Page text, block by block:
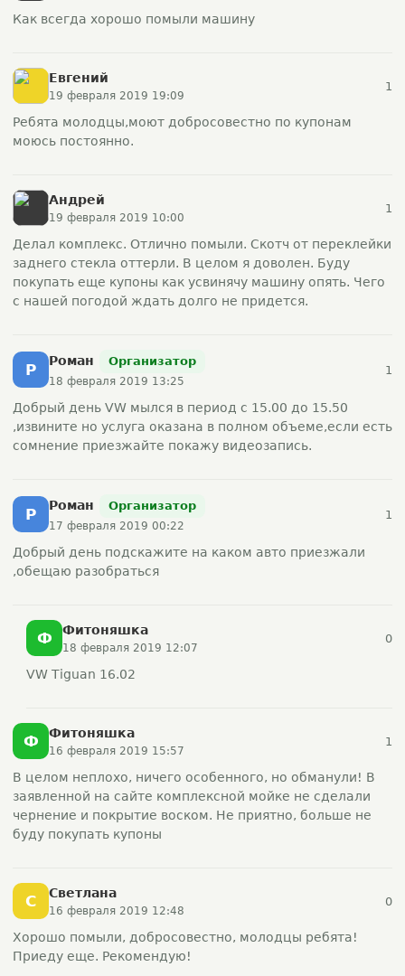
Как всегда хорошо помыли машину
Евгений
19 февраля 2019 19:09
1
Ребята молодцы,моют добросовестно по купонам
моюсь постоянно.
Андрей
19 февраля 2019 10:00
1
Делал комплекс. Отлично помыли. Скотч от переклейки
заднего стекла оттерли. В целом я доволен. Буду
покупать еще купоны как усвинячу машину опять. Чего
с нашей погодой ждать долго не придется.
Р Роман Организатор
18 февраля 2019 13:25
1
Добрый день VW мылся в период с 15.00 до 15.50
,извините но услуга оказана в полном объеме,если есть
сомнение приезжайте покажу видеозапись.
Р Роман Организатор
17 февраля 2019 00:22
1
Добрый день подскажите на каком авто приезжали
,обещаю разобраться
Ф Фитоняшка
18 февраля 2019 12:07
0
VW Tiguan 16.02
Ф Фитоняшка
16 февраля 2019 15:57
1
В целом неплохо, ничего особенного, но обманули! В
заявленной на сайте комплексной мойке не сделали
чернение и покрытие воском. Не приятно, больше не
буду покупать купоны
С Светлана
16 февраля 2019 12:48
0
Хорошо помыли, добросовестно, молодцы ребята!
Приеду еще. Рекомендую!